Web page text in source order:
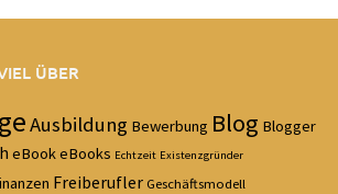
ÜBER
Ausbildung Bewerbung Blog Blogger
eBookeBooks Echtzeit Existenzgründer
Freiberufler Geschäftsmodell